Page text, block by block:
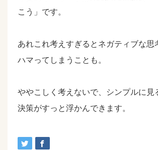
こう」です。
あれこれ考えすぎるとネガティブな思
ハマってしまうことも。
ややこしく考えないで、シンプルに見
決策がすっと浮かんできます。